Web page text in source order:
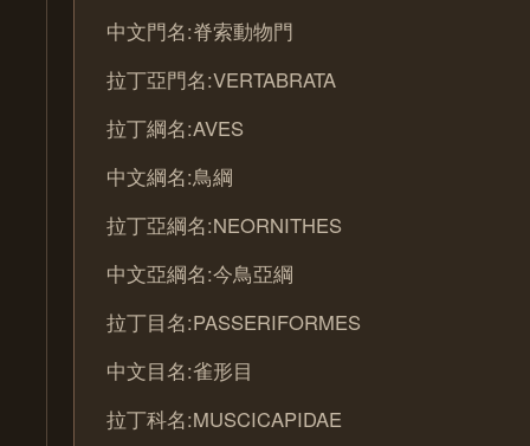
中文門名:脊索動物門
拉丁亞門名:VERTABRATA
拉丁綱名:AVES
中文綱名:鳥綱
拉丁亞綱名:NEORNITHES
中文亞綱名:今鳥亞綱
拉丁目名:PASSERIFORMES
中文目名:雀形目
拉丁科名:MUSCICAPIDAE